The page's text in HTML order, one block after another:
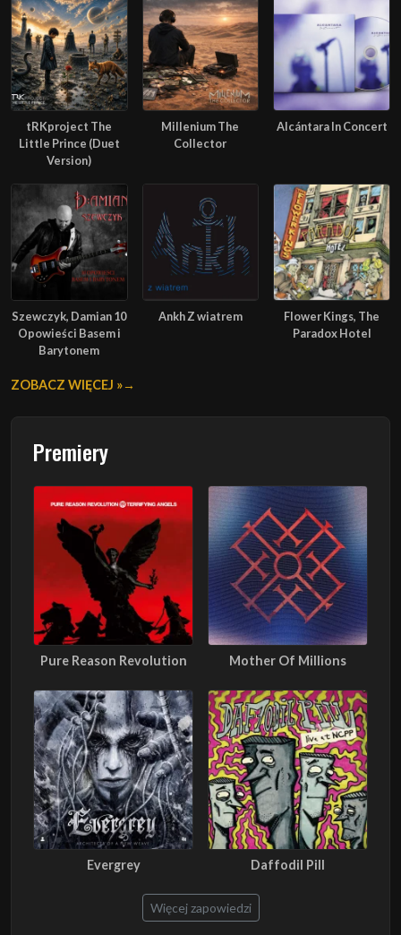
tRKproject The
Little Prince (Duet
Version)
Millenium The
Collector
Alcántara In Concert
Szewczyk, Damian 10
Opowieści Basem i
Barytonem
Ankh Z wiatrem
Flower Kings, The
Paradox Hotel
ZOBACZ WIĘCEJ »
Premiery
Pure Reason Revolution Mother Of Millions
Evergrey Daffodil Pill
Więcej zapowiedzi